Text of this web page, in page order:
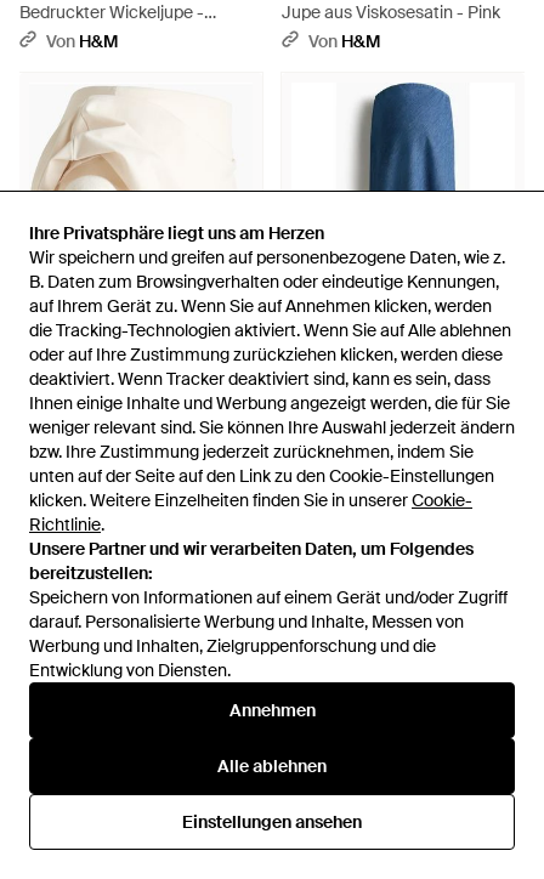
Ihre Privatsphäre liegt uns am Herzen
Wir speichern und greifen auf personenbezogene Daten, wie z.
B. Daten zum Browsingverhalten oder eindeutige Kennungen,
auf Ihrem Gerät zu. Wenn Sie auf Annehmen klicken, werden
die Tracking-Technologien aktiviert. Wenn Sie auf Alle ablehnen
oder auf Ihre Zustimmung zurückziehen klicken, werden diese
deaktiviert. Wenn Tracker deaktiviert sind, kann es sein, dass
Ihnen einige Inhalte und Werbung angezeigt werden, die für Sie
weniger relevant sind. Sie können Ihre Auswahl jederzeit ändern
bzw. Ihre Zustimmung jederzeit zurücknehmen, indem Sie
unten auf der Seite auf den Link zu den Cookie-Einstellungen
klicken. Weitere Einzelheiten finden Sie in unsererCookie-
Richtlinie.
Unsere Partner und wir verarbeiten Daten, um Folgendes
bereitzustellen:
Speichern von Informationen auf einem Gerät und/oder Zugriff
darauf. Personalisierte Werbung und Inhalte, Messen von
Werbung und Inhalten, Zielgruppenforschung und die
Entwicklung von Diensten.
Annehmen
Alle ablehnen
Einstellungen ansehen
Ihre Privatsphäre liegt uns am Herzen
Wir speichern und greifen auf personenbezogene Daten, wie z.
B. Daten zum Browsingverhalten oder eindeutige Kennungen,
auf Ihrem Gerät zu. Wenn Sie auf Annehmen klicken, werden
die Tracking-Technologien aktiviert. Wenn Sie auf Alle ablehnen
oder auf Ihre Zustimmung zurückziehen klicken, werden diese
deaktiviert. Wenn Tracker deaktiviert sind, kann es sein, dass
Ihnen einige Inhalte und Werbung angezeigt werden, die für Sie
weniger relevant sind. Sie können Ihre Auswahl jederzeit ändern
bzw. Ihre Zustimmung jederzeit zurücknehmen, indem Sie
unten auf der Seite auf den Link zu den Cookie-Einstellungen
klicken. Weitere Einzelheiten finden Sie in unsererCookie-
Richtlinie.
Unsere Partner und wir verarbeiten Daten, um Folgendes
bereitzustellen:
Speichern von Informationen auf einem Gerät und/oder Zugriff
darauf. Personalisierte Werbung und Inhalte, Messen von
Werbung und Inhalten, Zielgruppenforschung und die
Entwicklung von Diensten.
Annehmen
Alle ablehnen
Einstellungen ansehen
Bedruckter Wickeljupe -
Schwarz
Von H&M
Jupe aus Viskosesatin - Pink
Von H&M
34,99 €
Tennisjupe - Weiß
Von H&M
39,99 €
H&M
MAMA Sliprock aus Satin - Blau
VonH&M
H&M
15,99 €
H&M